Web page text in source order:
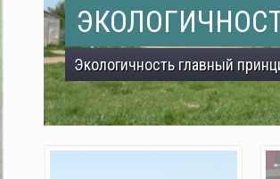
Экологичность главный